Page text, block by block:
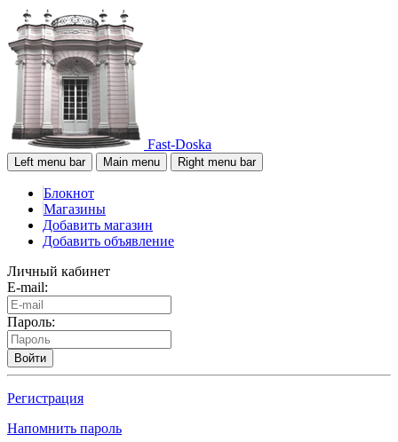
Fast-Doska
Left menu bar Main menu Right menu bar
Блокнот
Магазины
Добавить магазин
Добавить объявление
Личный кабинет
E-mail:
Пароль:
Войти
Регистрация
Напомнить пароль